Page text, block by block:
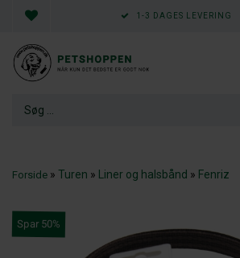
1-3 DAGES LEVERING
Forside » Turen » Liner og halsbånd » Fenriz
Spar 50%